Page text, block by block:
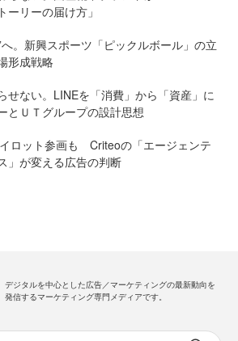
ーリーの届け方」
へ。新興スポーツ「ピックルボール」の立
形成戦略
せない。LINEを「消費」から「資産」に
とＵＴグループの設計思想
ロット参画も Criteoの「エージェンテ
」が変える広告の判断
デジタルを中心とした広告／マーケティングの最新動向を
発信するマーケティング専門メディアです。